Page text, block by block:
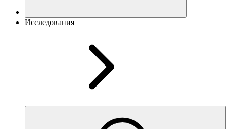
Исследования